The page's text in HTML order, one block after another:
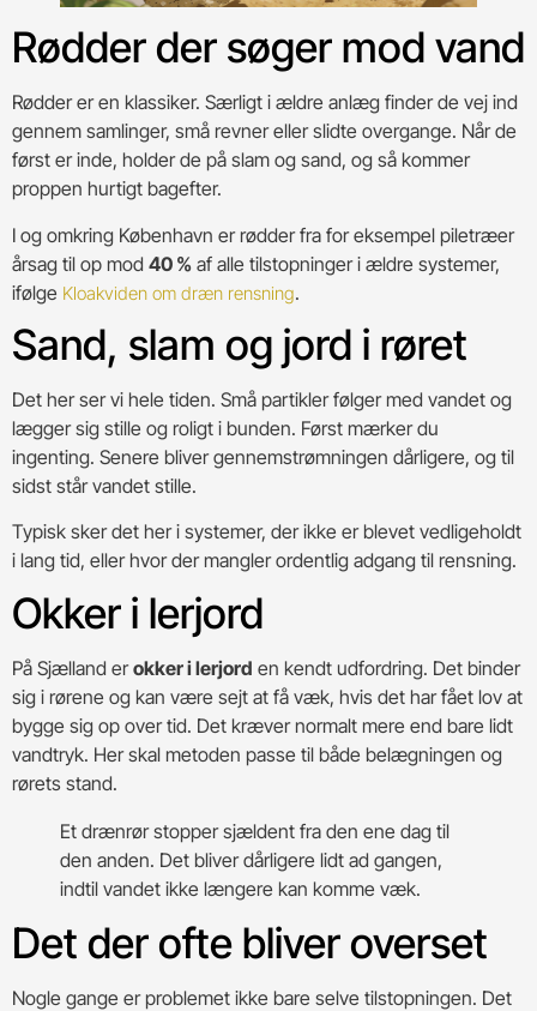
Rødder der søger mod vand
Rødder er en klassiker. Særligt i ældre anlæg finder de vej ind
gennem samlinger, små revner eller slidte overgange. Når de
først er inde, holder de på slam og sand, og så kommer
proppen hurtigt bagefter.
I og omkring København er rødder fra for eksempel piletræer
årsag til op mod 40 % af alle tilstopninger i ældre systemer,
ifølge Kloakviden om dræn rensning.
Sand, slam og jord i røret
Det her ser vi hele tiden. Små partikler følger med vandet og
lægger sig stille og roligt i bunden. Først mærker du
ingenting. Senere bliver gennemstrømningen dårligere, og til
sidst står vandet stille.
Typisk sker det her i systemer, der ikke er blevet vedligeholdt
i lang tid, eller hvor der mangler ordentlig adgang til rensning.
Okker i lerjord
På Sjælland erokker i lerjord en kendt udfordring. Det binder
sig i rørene og kan være sejt at få væk, hvis det har fået lov at
bygge sig op over tid. Det kræver normalt mere end bare lidt
vandtryk. Her skal metoden passe til både belægningen og
rørets stand.
Et drænrør stopper sjældent fra den ene dag til
den anden. Det bliver dårligere lidt ad gangen,
indtil vandet ikke længere kan komme væk.
Det der ofte bliver overset
Nogle gange er problemet ikke bare selve tilstopningen. Det